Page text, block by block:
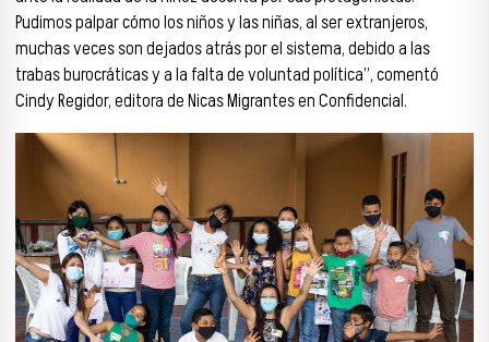
Pudimos palpar cómo los niños y las niñas, al ser extranjeros,
muchas veces son dejados atrás por el sistema, debido a las
trabas burocráticas y a la falta de voluntad política”, comentó
Cindy Regidor, editora de Nicas Migrantes en Confidencial.